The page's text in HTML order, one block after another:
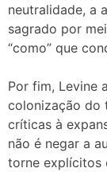
neutralidade, a
sagrado por
“como” que
Por fim, Levine
colonização do
críticas à
não é negar a
torne explícitos